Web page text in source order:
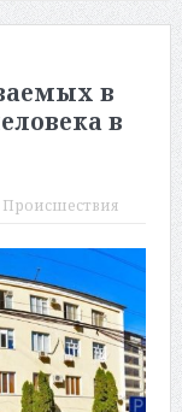
в
в
Происшествия